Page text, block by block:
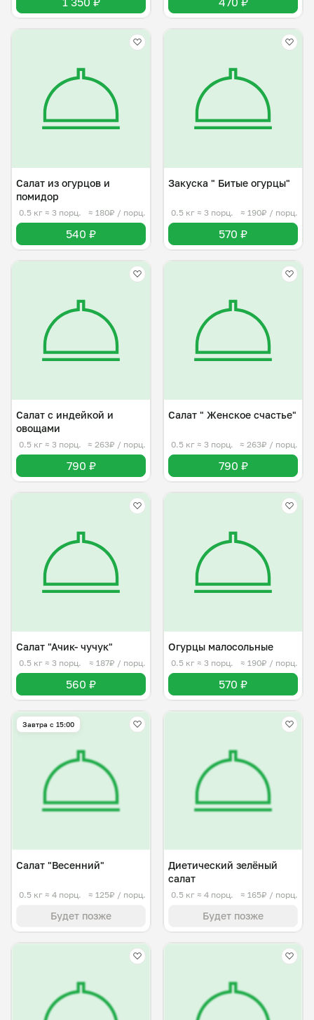
Салат из огурцов и
помидор
0.5 кг ≈ 3 порц. ≈ 180₽ / порц.
540 ₽
Закуска " Битые огурцы"
0.5 кг ≈ 3 порц. ≈ 190₽ / порц.
570 ₽
Салат с индейкой и
овощами
0.5 кг ≈ 3 порц. ≈ 263₽ / порц.
790 ₽
Салат " Женское счастье"
0.5 кг ≈ 3 порц. ≈ 263₽ / порц.
790 ₽
Салат "Ачик- чучук"
0.5 кг ≈ 3 порц. ≈ 187₽ / порц.
560 ₽
Огурцы малосольные
0.5 кг ≈ 3 порц. ≈ 190₽ / порц.
570 ₽
Завтра c 15:00
Салат "Весенний"
0.5 кг ≈ 4 порц. ≈ 125₽ / порц.
Будет позже
Диетический зелёный
салат
0.5 кг ≈ 4 порц. ≈ 165₽ / порц.
Будет позже